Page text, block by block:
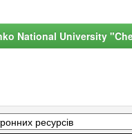
National University